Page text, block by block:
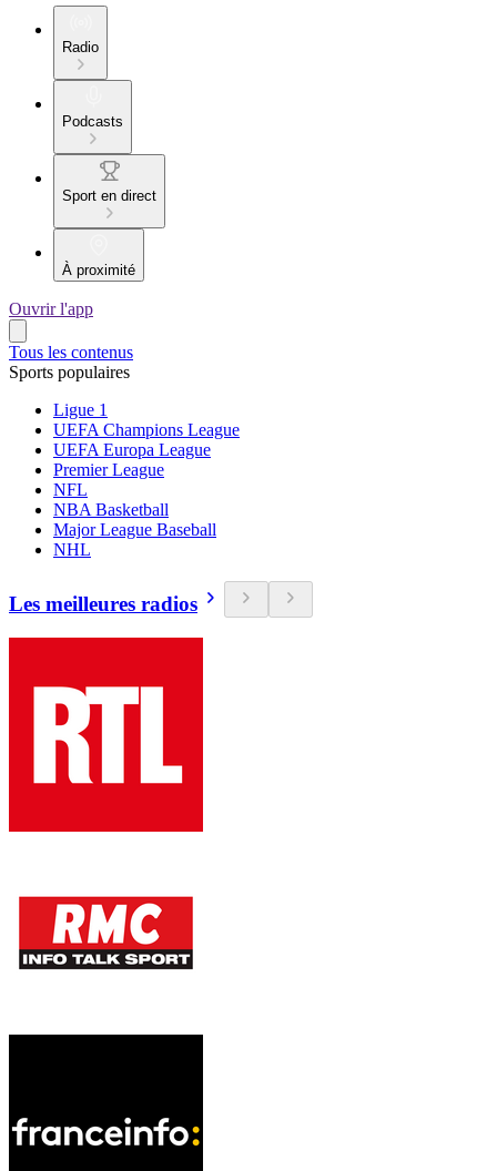
Radio
Podcasts
Sport en direct
À proximité
Ouvrir l'app
Tous les contenus
Sports populaires
Ligue 1
UEFA Champions League
UEFA Europa League
Premier League
NFL
NBA Basketball
Major League Baseball
NHL
Les meilleures radios